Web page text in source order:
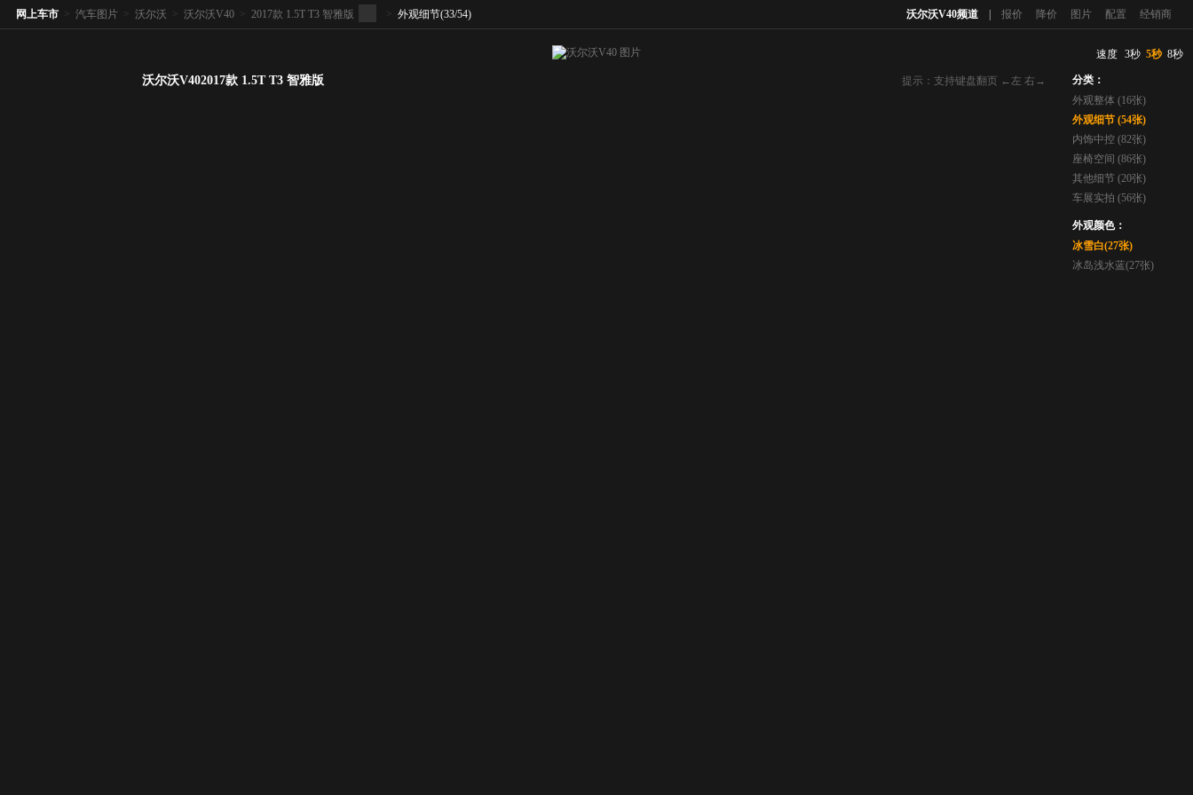
沃尔沃V40频道 报价 降价 图片 配置 经销商
网上车市 > 汽车图片 > 沃尔沃 > 沃尔沃V40 > 2017款 1.5T T3 智雅版 > 外观细节(33/54)
提示：支持键盘翻页 ←左 右→
沃尔沃V402017款 1.5T T3 智雅版
速度 3秒 5秒 8秒
分类：
外观整体 (16张)
外观细节 (54张)
内饰中控 (82张)
座椅空间 (86张)
其他细节 (20张)
车展实拍 (56张)
外观颜色：
冰雪白(27张)
冰岛浅水蓝(27张)